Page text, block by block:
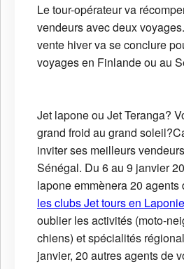
Le tour-opérateur va
vendeurs avec deux
vente hiver va se conclure
voyages en Finlande ou au
Jet lapone ou Jet Teranga?
grand froid au grand
inviter ses meilleurs
Sénégal. Du 6 au 9 janvier
lapone emmènera 20 agents
les clubs Jet tours en Laponie
oublier les activités (moto-
chiens) et spécialités
janvier, 20 autres agents de